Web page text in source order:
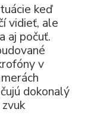
keď
vidieť, ale
aj počuť.
v
dokonalý
zvuk